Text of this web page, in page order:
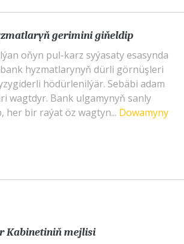
gerimini giňeldip
oňyn pul-karz syýasaty esasynda
hyzmatlarynyň dürli görnüşleri
hödürlenilýär. Sebäbi adam
wagtdyr. Bank ulgamynyň sanly
her bir raýat öz wagtyn... Dowamyny
Kabinetiniň mejlisi